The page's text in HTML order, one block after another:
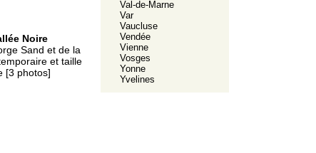
Val-de-Marne
Var
Vaucluse
Vendée
Vienne
Vosges
Yonne
Yvelines
Noire
Sand et de la
et taille
[3 photos]